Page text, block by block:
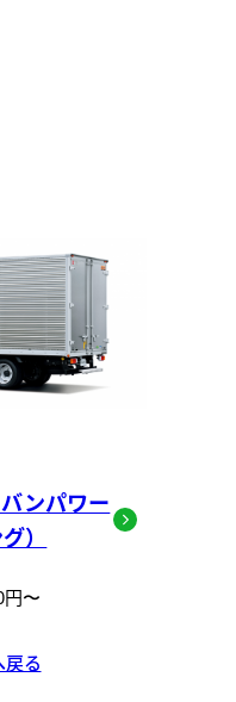
ンパワー
）
〜
る